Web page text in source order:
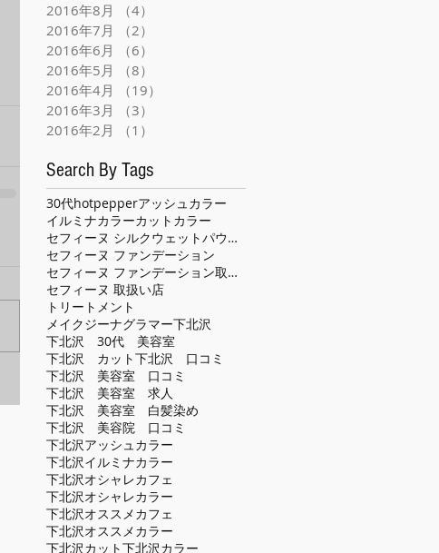
2016年8月
（4）
2016年7月
（2）
2016年6月
（6）
2016年5月
（8）
2016年4月
（19）
2016年3月
（3）
2016年2月
（1）
Search By Tags
30代hotpepperアッシュカラー
イルミナカラーカット カラー
セフィーヌ シルクウェットパウダー
セフィーヌ ファンデーション
セフィーヌ ファンデーション取扱い店
セフィーヌ 取扱い店
トリートメント
メイクジーナグラマー下北沢
下北沢 30代 美容室
下北沢 カット下北沢 口コミ
下北沢 美容室 口コミ
下北沢 美容室 求人
下北沢 美容室 白髪染め
下北沢 美容院 口コミ
下北沢アッシュカラー
下北沢イルミナカラー
下北沢オシャレカフェ
下北沢オシャレカラー
下北沢オススメカフェ
下北沢オススメカラー
下北沢カット下北沢カラー